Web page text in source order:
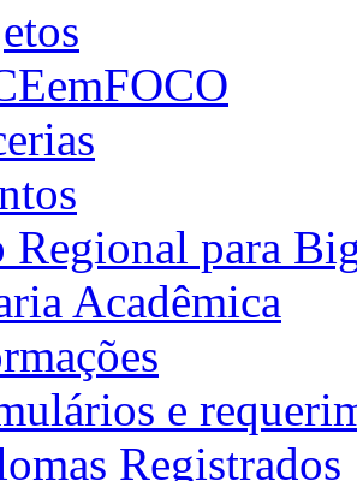
Regional para
Acadêmica
e
Registrados